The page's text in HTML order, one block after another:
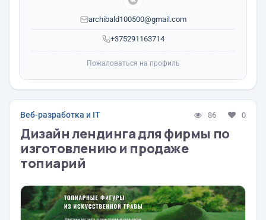
+375291163714
archibald100500@gmail.com
Пожаловаться на профиль
Веб-разработка и IT 86 0
Дизайн лендинга для фирмы по
изготовлению и продаже
топиарий